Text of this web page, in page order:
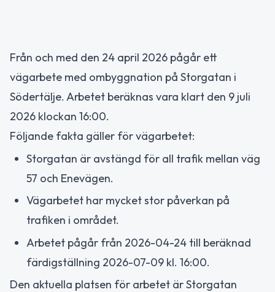
Från och med den 24 april 2026 pågår ett
vägarbete med ombyggnation på Storgatan i
Södertälje. Arbetet beräknas vara klart den 9 juli
2026 klockan 16:00.
Följande fakta gäller för vägarbetet:
Storgatan är avstängd för all trafik mellan väg
57 och Enevägen.
Vägarbetet har mycket stor påverkan på
trafiken i området.
Arbetet pågår från 2026-04-24 till beräknad
färdigställning 2026-07-09 kl. 16:00.
Den aktuella platsen för arbetet är Storgatan